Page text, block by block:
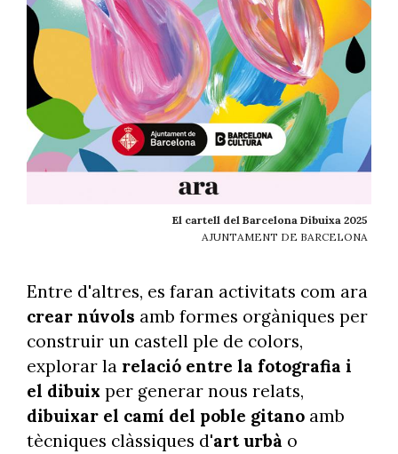
El cartell del Barcelona Dibuixa 2025
AJUNTAMENT DE BARCELONA
Entre d'altres, es faran activitats com ara
crear núvols amb formes orgàniques per
construir un castell ple de colors,
explorar la relació entre la fotografia i
el dibuix per generar nous relats,
dibuixar el camí del poble gitano amb
tècniques clàssiques d'art urbà o